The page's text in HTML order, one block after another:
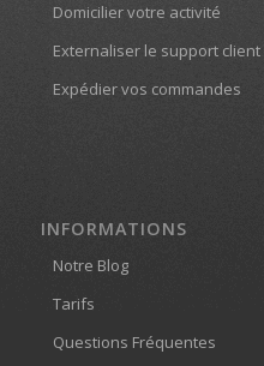
Domicilier votre activité
Externaliser le support client
Expédier vos commandes
INFORMATIONS
Notre Blog
Tarifs
Questions Fréquentes